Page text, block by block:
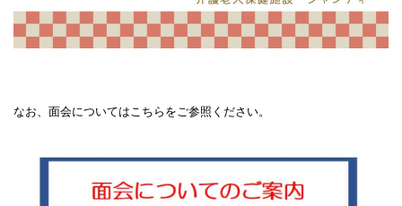
なお、面会についてはこちらをご参照ください。